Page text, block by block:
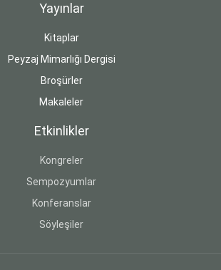
Yayınlar
Kitaplar
Peyzaj Mimarlığı Dergisi
Broşürler
Makaleler
Etkinlikler
Kongreler
Sempozyumlar
Konferanslar
Söyleşiler